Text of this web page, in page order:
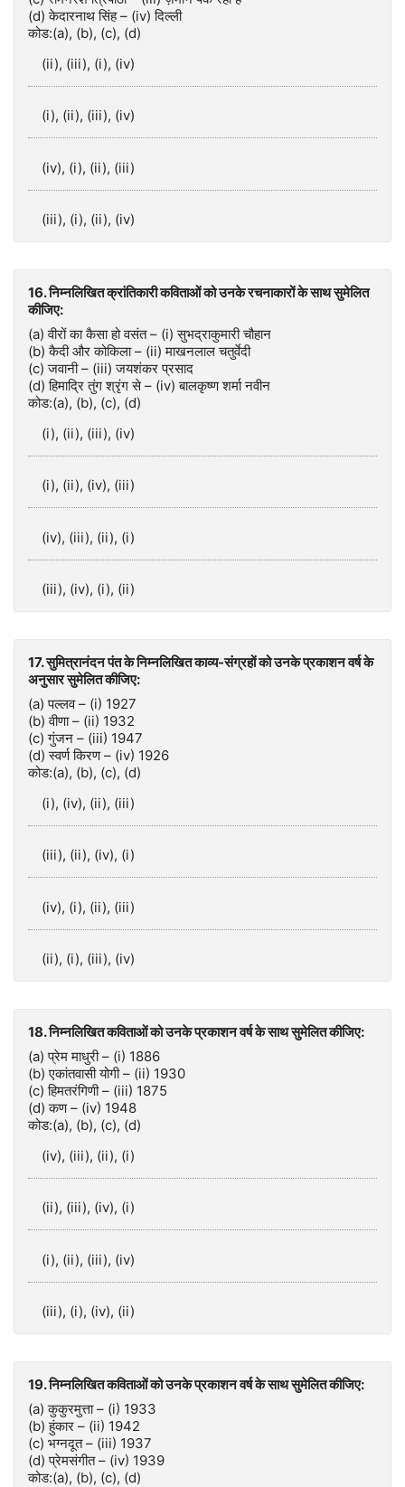
(d) केदारनाथ सिंह – (iv) दिल्‍ली
कोड:(a), (b), (c), (d)
(ii), (iii), (i), (iv)
(i), (ii), (iii), (iv)
(iv), (i), (ii), (iii)
(iii), (i), (ii), (iv)
16. निम्नलिखित क्रांतिकारी कविताओं को उनके रचनाकारों के साथ सुमेलित
कीजिए:
(a) वीरों का कैसा हो वसंत – (i) सुभद्राकुमारी चौहान
(b) कैदी और कोकिला – (ii) माखनलाल चतुर्वेदी
(c) जवानी – (iii) जयशंकर प्रसाद
(d) हिमाद्रि तुंग श्रृंग से – (iv) बालकृष्ण शर्मा नवीन
कोड:(a), (b), (c), (d)
(i), (ii), (iii), (iv)
(i), (ii), (iv), (iii)
(iv), (iii), (ii), (i)
(iii), (iv), (i), (ii)
17. सुमित्रानंदन पंत के निम्नलिखित काव्य-संग्रहों को उनके प्रकाशन वर्ष के
अनुसार सुमेलित कीजिए:
(a) पल्‍लव – (i) 1927
(b) वीणा – (ii) 1932
(c) गुंजन – (iii) 1947
(d) स्वर्ण किरण – (iv) 1926
कोड:(a), (b), (c), (d)
(i), (iv), (ii), (iii)
(iii), (ii), (iv), (i)
(iv), (i), (ii), (iii)
(ii), (i), (iii), (iv)
18. निम्नलिखित कविताओं को उनके प्रकाशन वर्ष के साथ सुमेलित कीजिए:
(a) प्रेम माधुरी – (i) 1886
(b) एकांतवासी योगी – (ii) 1930
(c) हिमतरंगिणी – (iii) 1875
(d) कण – (iv) 1948
कोड:(a), (b), (c), (d)
(iv), (iii), (ii), (i)
(ii), (iii), (iv), (i)
(i), (ii), (iii), (iv)
(iii), (i), (iv), (ii)
19. निम्नलिखित कविताओं को उनके प्रकाशन वर्ष के साथ सुमेलित कीजिए:
(a) कुकुरमुत्ता – (i) 1933
(b) हुंकार – (ii) 1942
(c) भग्नदूत – (iii) 1937
(d) प्रेमसंगीत – (iv) 1939
कोड:(a), (b), (c), (d)